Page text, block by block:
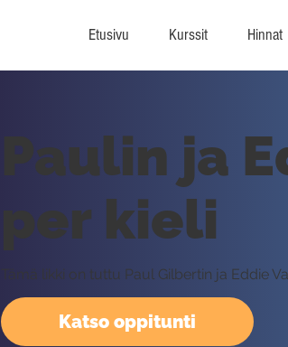
Etusivu Kurssit Hinnat
Katso oppitunti
Paulin ja
per kieli
Tämä likki on tuttu Paul Gilbertin ja Eddie